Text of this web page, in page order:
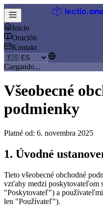
lectio.one
Inicio
Oración
Kontakt
Cargando...
Všeobecné
podmienky
Platné od: 6. novembra 2025
1. Úvodné
Tieto všeobecné obchodné
vzťahy medzi poskytovateľom
"Poskytovateľ") a
len "Používateľ").